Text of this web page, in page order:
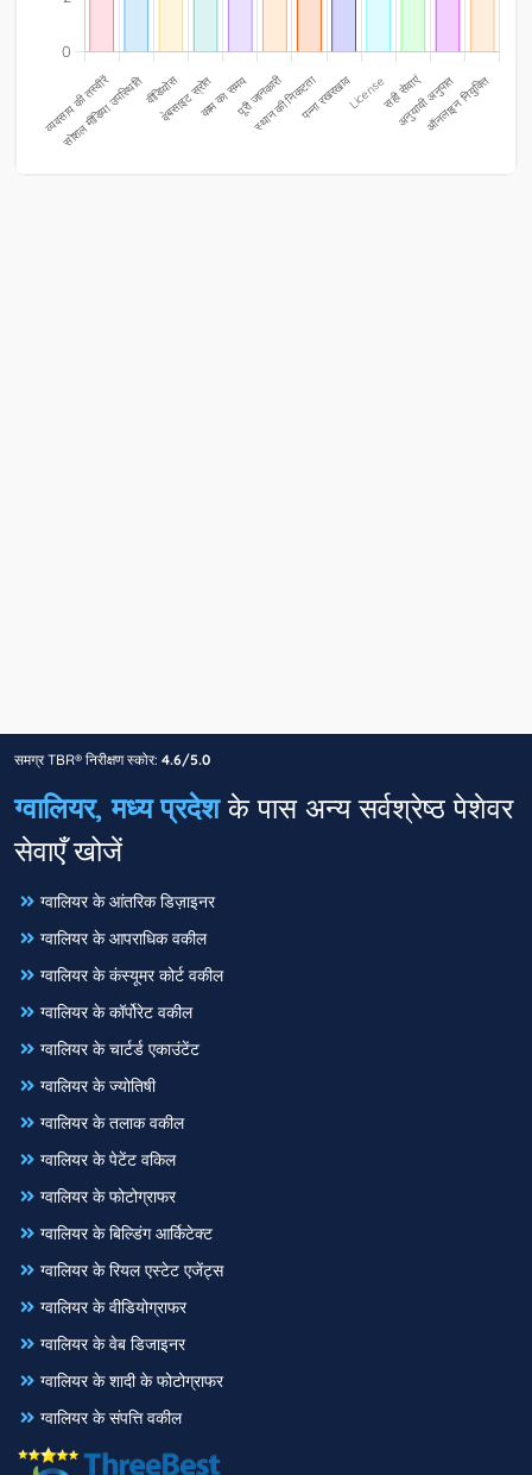
समग्र TBR® निरीक्षण स्कोर: 4.6/5.0
ग्वालियर, मध्य प्रदेशके पास अन्य सर्वश्रेष्ठ पेशेवर
सेवाएँ खोजें
ग्वालियर के आंतरिक डिज़ाइनर
ग्वालियर के आपराधिक वकील
ग्वालियर के कंस्यूमर कोर्ट वकील
ग्वालियर के कॉर्पोरेट वकील
ग्वालियर के चार्टर्ड एकाउंटेंट
ग्वालियर के ज्योतिषी
ग्वालियर के तलाक वकील
ग्वालियर के पेटेंट वकिल
ग्वालियर के फोटोग्राफर
ग्वालियर के बिल्डिंग आर्किटेक्ट
ग्वालियर के रियल एस्टेट एजेंट्स
ग्वालियर के वीडियोग्राफर
ग्वालियर के वेब डिजाइनर
ग्वालियर के शादी के फोटोग्राफर
ग्वालियर के संपत्ति वकील